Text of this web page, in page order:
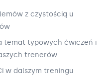
z czystością u
temat typowych ćwiczeń i
trenerów
w dalszym treningu